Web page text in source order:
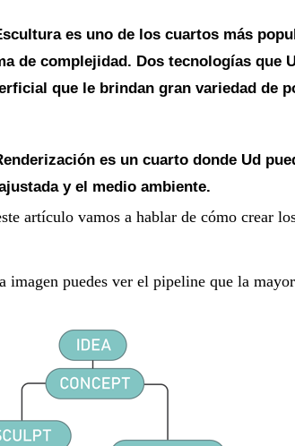
es uno de los cuartos más
de complejidad. Dos tecnologías que
que le brindan gran variedad de
es un cuarto donde Ud
y el medio ambiente.
artículo vamos a hablar de cómo crear
imagen puedes ver el pipeline que la